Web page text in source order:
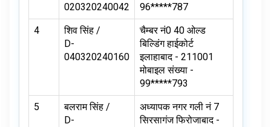
020320240042
96*****787
4
शिव सिंह /
D-
040320240160
चैम्बर नं0 40 ओल्ड
बिल्डिंग हाईकोर्ट
इलाहाबाद - 211001
मोबाइल संख्या -
99*****793
5
बलराम सिंह /
D-
अध्यापक नगर गली नं 7
सिरसागंज फिरोजाबाद -